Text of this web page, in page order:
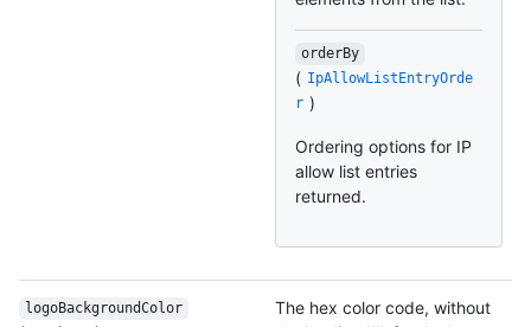
orderBy
( IpAllowListEntryOrde
r )
Ordering options for IP
allow list entries
returned.
logoBackgroundColor
The hex color code, without